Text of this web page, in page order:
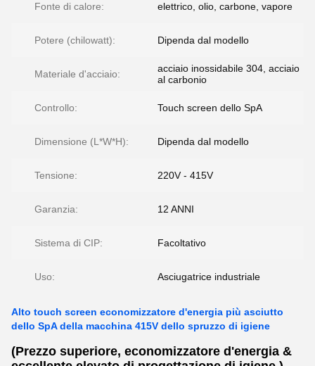
Fonte di calore: elettrico, olio, carbone, vapore
Potere (chilowatt): Dipenda dal modello
Materiale d'acciaio:
acciaio inossidabile 304, acciaio
al carbonio
Controllo: Touch screen dello SpA
Dimensione (L*W*H): Dipenda dal modello
Tensione: 220V - 415V
Garanzia: 12 ANNI
Sistema di CIP: Facoltativo
Uso: Asciugatrice industriale
Alto touch screen economizzatore d'energia più asciutto
dello SpA della macchina 415V dello spruzzo di igiene
(Prezzo superiore, economizzatore d'energia &